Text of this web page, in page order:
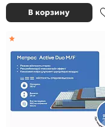
В корзину